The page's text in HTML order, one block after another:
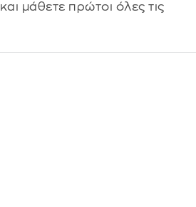
και μάθετε πρώτοι όλες τις